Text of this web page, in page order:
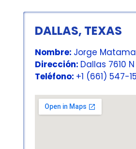
DALLAS, TEXAS
Nombre: Jorge
Dirección: Dallas 7610
Teléfono: +1 (661) 547-